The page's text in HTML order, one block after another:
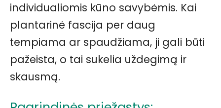
individualiomis kūno savybėmis. Kai
plantarinė fascija per daug
tempiama ar spaudžiama, ji gali būti
pažeista, o tai sukelia uždegimą ir
skausmą.